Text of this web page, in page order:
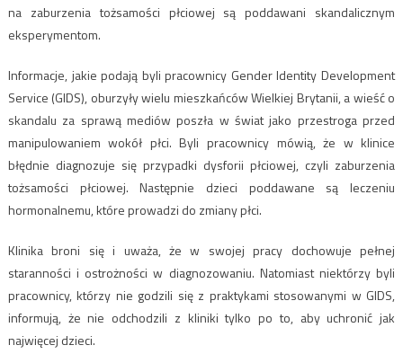
na zaburzenia tożsamości płciowej są poddawani skandalicznym
eksperymentom.
Informacje, jakie podają byli pracownicy Gender Identity Development
Service (GIDS), oburzyły wielu mieszkańców Wielkiej Brytanii, a wieść o
skandalu za sprawą mediów poszła w świat jako przestroga przed
manipulowaniem wokół płci. Byli pracownicy mówią, że w klinice
błędnie diagnozuje się przypadki dysforii płciowej, czyli zaburzenia
tożsamości płciowej. Następnie dzieci poddawane są leczeniu
hormonalnemu, które prowadzi do zmiany płci.
Klinika broni się i uważa, że w swojej pracy dochowuje pełnej
staranności i ostrożności w diagnozowaniu. Natomiast niektórzy byli
pracownicy, którzy nie godzili się z praktykami stosowanymi w GIDS,
informują, że nie odchodzili z kliniki tylko po to, aby uchronić jak
najwięcej dzieci.